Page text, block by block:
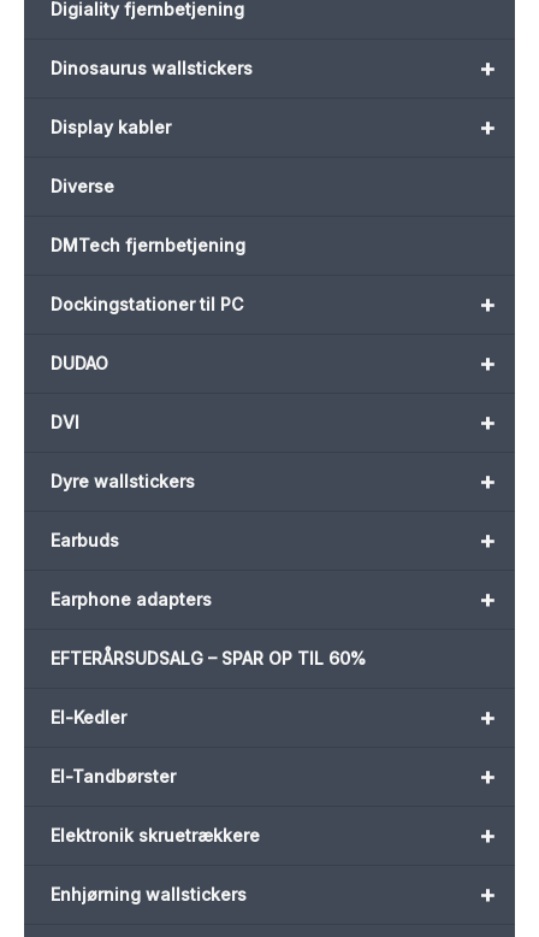
Digiality fjernbetjening
+
Dinosaurus wallstickers
+
Display kabler
Diverse
DMTech fjernbetjening
+
Dockingstationer til PC
+
DUDAO
+
DVI
+
Dyre wallstickers
+
Earbuds
+
Earphone adapters
EFTERÅRSUDSALG – SPAR OP TIL 60%
+
El-Kedler
+
El-Tandbørster
+
Elektronik skruetrækkere
+
Enhjørning wallstickers